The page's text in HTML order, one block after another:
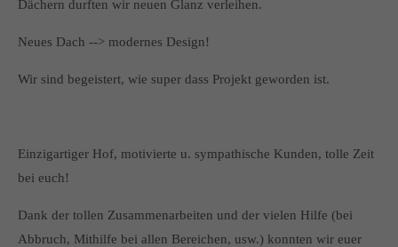
Dächern durften wir neuen Glanz verleihen.
Neues Dach --> modernes Design!
Wir sind begeistert, wie super dass Projekt geworden ist.
Einzigartiger Hof, motivierte u. sympathische Kunden, tolle Zeit
bei euch!
Dank der tollen Zusammenarbeiten und der vielen Hilfe (bei
Abbruch, Mithilfe bei allen Bereichen, usw.) konnten wir euer